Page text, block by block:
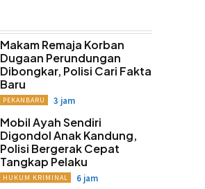
Makam Remaja Korban
Dugaan Perundungan
Dibongkar, Polisi Cari Fakta
Baru
PEKANBARU 3 jam
Mobil Ayah Sendiri
Digondol Anak Kandung,
Polisi Bergerak Cepat
Tangkap Pelaku
HUKUM KRIMINAL 6 jam